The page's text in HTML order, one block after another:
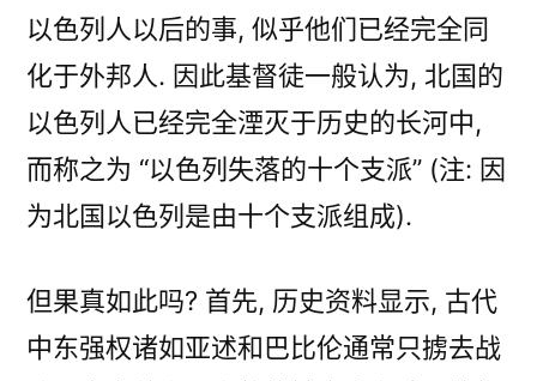
以色列人以后的事, 似乎他们已经完全同
化于外邦人. 因此基督徒一般认为, 北国的
以色列人已经完全湮灭于历史的长河中,
而称之为 “以色列失落的十个支派” (注: 因
为北国以色列是由十个支派组成).
但果真如此吗? 首先, 历史资料显示, 古代
中东强权诸如亚述和巴比伦通常只掳去战